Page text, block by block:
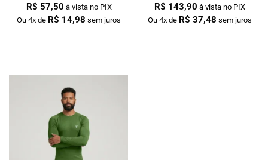
R$ 57,50 à vista no PIX
Ou 4x de R$ 14,98 sem juros
R$ 143,90 à vista no PIX
Ou 4x de R$ 37,48 sem juros